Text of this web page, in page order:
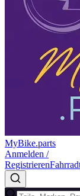
MyBike.parts
Anmelden /
Registrieren